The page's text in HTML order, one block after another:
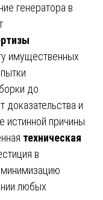
генератора в
имущественных
до
доказательства и
истинной причины
техническая
в
любых